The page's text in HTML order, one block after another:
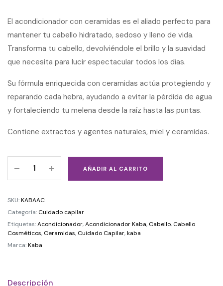
El acondicionador con ceramidas es el aliado perfecto para
mantener tu cabello hidratado, sedoso y lleno de vida.
Transforma tu cabello, devolviéndole el brillo y la suavidad
que necesita para lucir espectacular todos los días.
Su fórmula enriquecida con ceramidas actúa protegiendo y
reparando cada hebra, ayudando a evitar la pérdida de agua
y fortaleciendo tu melena desde la raíz hasta las puntas.
Contiene extractos y agentes naturales, miel y ceramidas.
AÑADIR AL CARRITO
SKU:KABAAC
Categoría: Cuidado capilar
Etiquetas:Acondicionador,Acondicionador Kaba, Cabello, Cabello
Cosméticos, Ceramidas, Cuidado Capilar,kaba
Marca:Kaba
Descripción